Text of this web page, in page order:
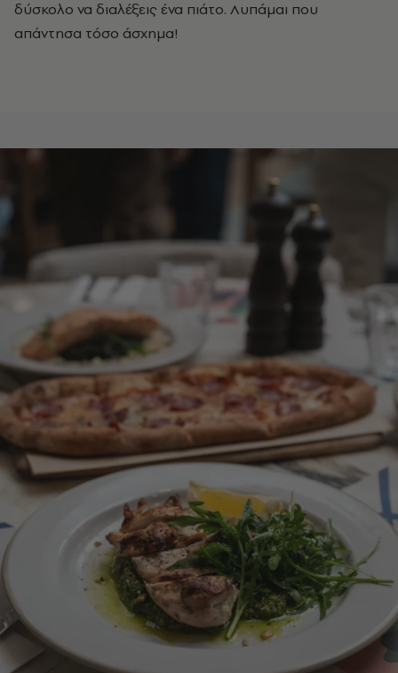
δύσκολο να διαλέξεις ένα πιάτο. Λυπάμαι που
απάντησα τόσο άσχημα!